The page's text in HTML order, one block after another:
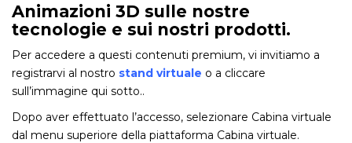
Animazioni 3D sulle nostre
tecnologie e sui nostri prodotti.
Per accedere a questi contenuti premium, vi invitiamo a
registrarvi al nostro stand virtuale o a cliccare
sull’immagine qui sotto..
Dopo aver effettuato l’accesso, selezionare Cabina virtuale
dal menu superiore della piattaforma Cabina virtuale.